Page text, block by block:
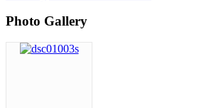
Photo Gallery